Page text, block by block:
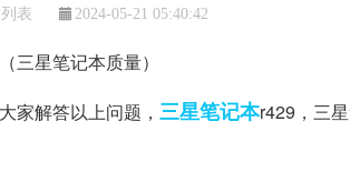
表 2024-05-21 05:40:42
家解答以上问题， 三星笔记本r429，三